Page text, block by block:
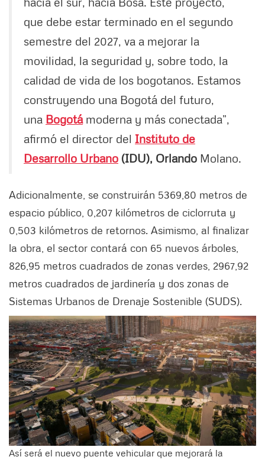
que debe estar terminado en el segundo
semestre del 2027, va a mejorar la
movilidad, la seguridad y, sobre todo, la
calidad de vida de los bogotanos. Estamos
construyendo una Bogotá del futuro,
una Bogotá moderna y más conectada”,
afirmó el director del Instituto de
Desarrollo Urbano (IDU), Orlando Molano.
Adicionalmente, se construirán 5369,80 metros de
espacio público, 0,207 kilómetros de ciclorruta y
0,503 kilómetros de retornos. Asimismo, al finalizar
la obra, el sector contará con 65 nuevos árboles,
826,95 metros cuadrados de zonas verdes, 2967,92
metros cuadrados de jardinería y dos zonas de
Sistemas Urbanos de Drenaje Sostenible (SUDS).
Así será el nuevo puente vehicular que mejorará la